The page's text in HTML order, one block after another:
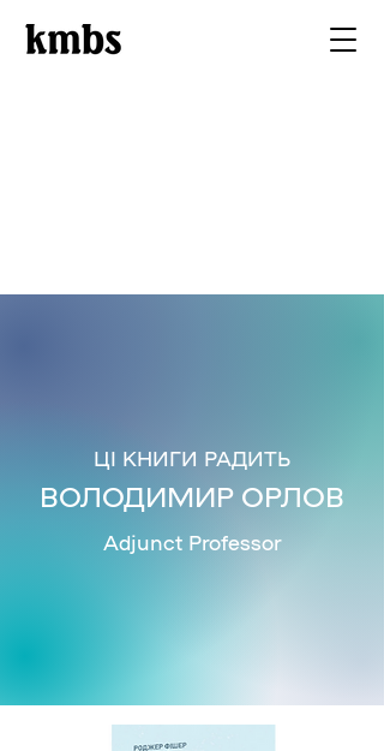
ЦІ КНИГИ РАДИТЬ
ВОЛОДИМИР ОРЛОВ
Adjunct Professor